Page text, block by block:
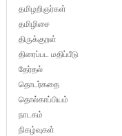
தமிழறிஞர்கள்
தமிழிசை
திருக்குறள்
திரைப்பட மதிப்பீடு
தேர்தல்
தொடர்கதை
தொல்காப்பியம்
நாடகம்
நிகழ்வுகள்